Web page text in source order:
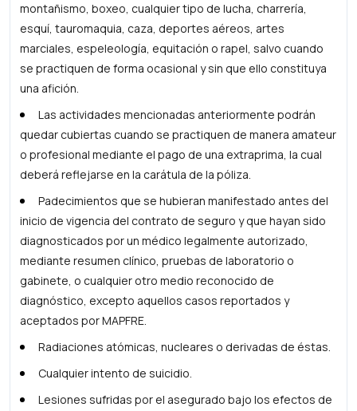
montañismo, boxeo, cualquier tipo de lucha, charrería,
esquí, tauromaquia, caza, deportes aéreos, artes
marciales, espeleología, equitación o rapel, salvo cuando
se practiquen de forma ocasional y sin que ello constituya
una afición.
Las actividades mencionadas anteriormente podrán
quedar cubiertas cuando se practiquen de manera amateur
o profesional mediante el pago de una extraprima, la cual
deberá reflejarse en la carátula de la póliza.
Padecimientos que se hubieran manifestado antes del
inicio de vigencia del contrato de seguro y que hayan sido
diagnosticados por un médico legalmente autorizado,
mediante resumen clínico, pruebas de laboratorio o
gabinete, o cualquier otro medio reconocido de
diagnóstico, excepto aquellos casos reportados y
aceptados por MAPFRE.
Radiaciones atómicas, nucleares o derivadas de éstas.
Cualquier intento de suicidio.
Lesiones sufridas por el asegurado bajo los efectos de